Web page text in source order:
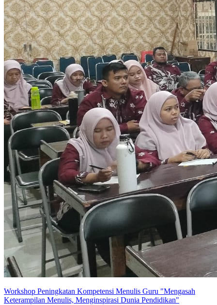
Workshop Peningkatan Kompetensi Menulis Guru "Mengasah
Keterampilan Menulis, Menginspirasi Dunia Pendidikan"